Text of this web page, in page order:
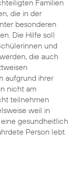
Familien
die in der
besonderen
Die Hilfe soll
und
die auch
aufgrund ihrer
nicht am
teilnehmen
weil in
gesundheitlich
Person lebt.